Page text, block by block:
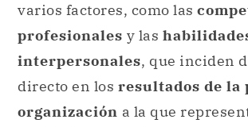
varios factores, como las
profesionales y las
interpersonales, que inciden
directo en los resultados de la
organización a la que